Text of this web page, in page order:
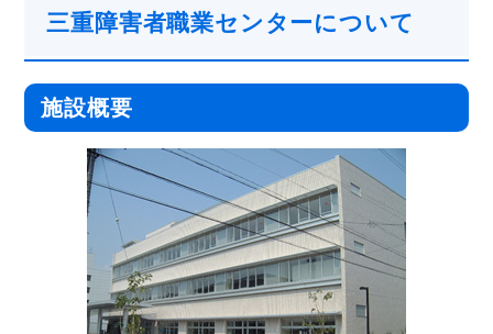
三重障害者職業センターについて
施設概要